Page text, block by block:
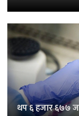
थप ६ हजार ६७७